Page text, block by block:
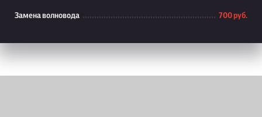
Замена волновода 700 руб.